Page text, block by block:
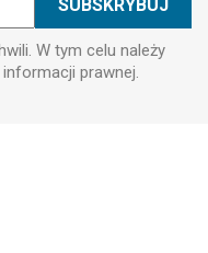
W tym celu należy
prawnej.